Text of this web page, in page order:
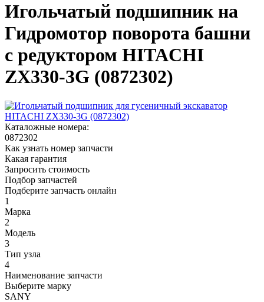
Игольчатый подшипник на
Гидромотор поворота башни
с редуктором HITACHI
ZX330-3G (0872302)
Каталожные номера:
0872302
Как узнать номер запчасти
Какая гарантия
Запросить стоимость
Подбор запчастей
Подберите запчасть онлайн
1
Марка
2
Модель
3
Тип узла
4
Наименование запчасти
Выберите марку
SANY